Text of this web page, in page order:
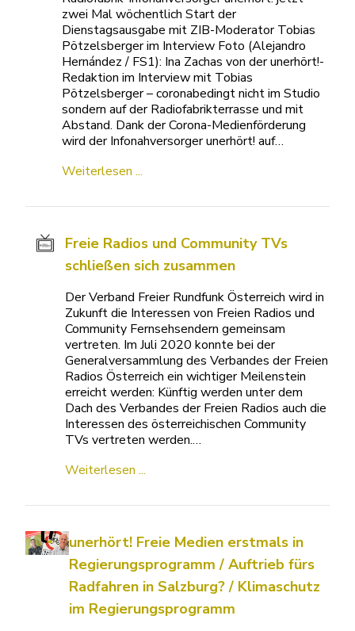
zwei Mal wöchentlich Start der
Dienstagsausgabe mit ZIB-Moderator Tobias
Pötzelsberger im Interview Foto (Alejandro
Hernández / FS1): Ina Zachas von der unerhört!-
Redaktion im Interview mit Tobias
Pötzelsberger – coronabedingt nicht im Studio
sondern auf der Radiofabrikterrasse und mit
Abstand. Dank der Corona-Medienförderung
wird der Infonahversorger unerhört! auf…
Weiterlesen ...
Freie Radios und Community TVs
schließen sich zusammen
Der Verband Freier Rundfunk Österreich wird in
Zukunft die Interessen von Freien Radios und
Community Fernsehsendern gemeinsam
vertreten. Im Juli 2020 konnte bei der
Generalversammlung des Verbandes der Freien
Radios Österreich ein wichtiger Meilenstein
erreicht werden: Künftig werden unter dem
Dach des Verbandes der Freien Radios auch die
Interessen des österreichischen Community
TVs vertreten werden.…
Weiterlesen ...
unerhört! Freie Medien erstmals in
Regierungsprogramm / Auftrieb fürs
Radfahren in Salzburg? / Klimaschutz
im Regierungsprogramm